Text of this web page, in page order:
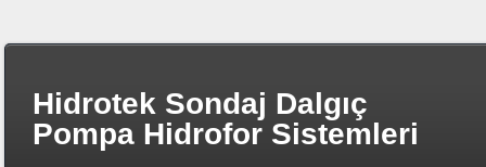
Hidrotek Sondaj Dalgıç
Pompa Hidrofor Sistemleri